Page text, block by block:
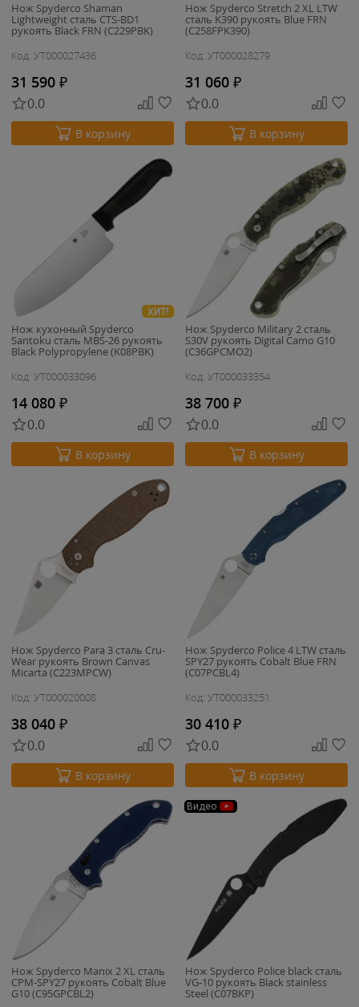
Нож Spyderco Shaman
Lightweight сталь CTS-BD1
рукоять Black FRN (C229PBK)
Код: УТ000027436
31 590 ₽
0.0
В корзину
Нож Spyderco Stretch 2 XL LTW
сталь K390 рукоять Blue FRN
(C258FPK390)
Код: УТ000028279
31 060 ₽
0.0
В корзину
ХИТ!
Нож кухонный Spyderco
Santoku сталь MBS-26 рукоять
Black Polypropylene (K08PBK)
Код: УТ000033096
14 080 ₽
0.0
В корзину
Нож Spyderco Military 2 сталь
S30V рукоять Digital Camo G10
(C36GPCMO2)
Код: УТ000033354
38 700 ₽
0.0
В корзину
Нож Spyderco Para 3 сталь Cru-
Wear рукоять Brown Canvas
Micarta (C223MPCW)
Код: УТ000020008
38 040 ₽
0.0
В корзину
Нож Spyderco Police 4 LTW сталь
SPY27 рукоять Cobalt Blue FRN
(C07PCBL4)
Код: УТ000033251
30 410 ₽
0.0
В корзину
Нож Spyderco Manix 2 XL сталь
CPM-SPY27 рукоять Cobalt Blue
G10 (C95GPCBL2)
Видео
Нож Spyderco Police black сталь
VG-10 рукоять Black stainless
Steel (C07BKP)